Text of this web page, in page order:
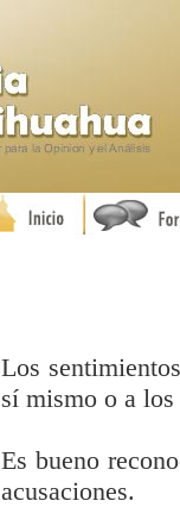
Los
sí mismo o a los
Es bueno
acusaciones.